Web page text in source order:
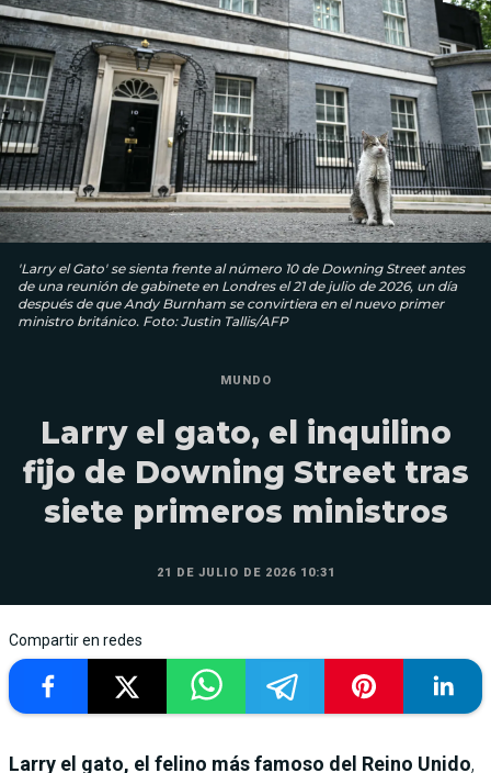
'Larry el Gato' se sienta frente al número 10 de Downing Street antes
de una reunión de gabinete en Londres el 21 de julio de 2026, un día
después de que Andy Burnham se convirtiera en el nuevo primer
ministro británico. Foto: Justin Tallis/AFP
MUNDO
Larry el gato, el inquilino
fijo de Downing Street tras
siete primeros ministros
21 DE JULIO DE 2026 10:31
Compartir en redes
Larry el gato, el felino más famoso del Reino Unido,